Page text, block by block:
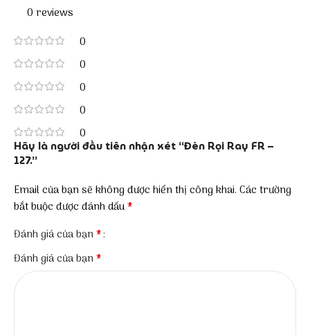
0 reviews
0
0
0
0
0
Hãy là người đầu tiên nhận xét “Đèn Rọi Ray FR –
127.”
Email của bạn sẽ không được hiển thị công khai. Các trường
bắt buộc được đánh dấu*
Đánh giá của bạn*
Đánh giá của bạn*